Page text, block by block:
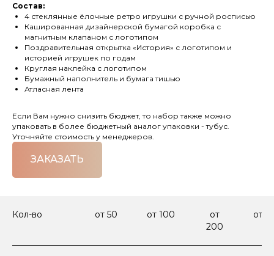
Состав:
4 стеклянные ёлочные ретро игрушки с ручной росписью
Кашированная дизайнерской бумагой коробка с
магнитным клапаном с логотипом
Поздравительная открытка «История» с логотипом и
историей игрушек по годам
Круглая наклейка с логотипом
Бумажный наполнитель и бумага тишью
Атласная лента
Если Вам нужно снизить бюджет, то набор также можно
упаковать в более бюджетный аналог упаковки - тубус.
Уточняйте стоимость у менеджеров.
ЗАКАЗАТЬ
Кол-во от 50 от 100
от
200
от